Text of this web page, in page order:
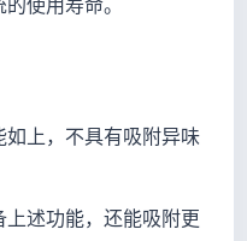
使用寿命。
如上，不具有吸附异味
上述功能，还能吸附更